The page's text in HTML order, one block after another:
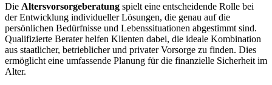
Die Altersvorsorgeberatung spielt eine entscheidende Rolle bei
der Entwicklung individueller Lösungen, die genau auf die
persönlichen Bedürfnisse und Lebenssituationen abgestimmt sind.
Qualifizierte Berater helfen Klienten dabei, die ideale Kombination
aus staatlicher, betrieblicher und privater Vorsorge zu finden. Dies
ermöglicht eine umfassende Planung für die finanzielle Sicherheit im
Alter.